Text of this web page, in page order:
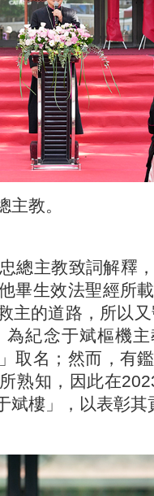
教。
主教致詞解釋，
畢生效法聖經所
主的道路，所以
紀念于斌樞機
取名；然而，有
熟知，因此在
斌樓」，以表彰其